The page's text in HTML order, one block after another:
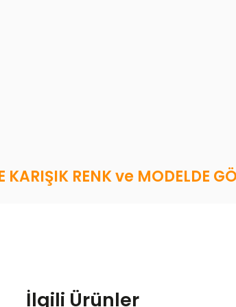
KARIŞIK RENK ve MODELDE
İlgili Ürünler